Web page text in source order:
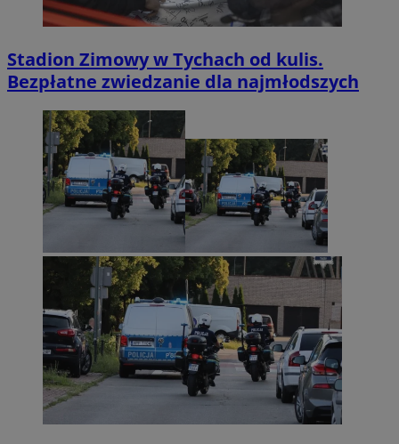
Stadion Zimowy w Tychach od kulis.
Bezpłatne zwiedzanie dla najmłodszych